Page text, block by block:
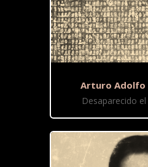
Arturo Adolfo
Desaparecido